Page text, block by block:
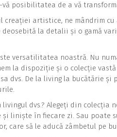
posibilitatea de a vă
creației artistice, ne mândrim
la detalii și o gamă
versatilitatea noastră. Nu
la dispoziție și o colecție
dvs. De la living la bucătărie și
dvs.? Alegeți din
și liniște în fiecare zi. Sau
care să le aducă zâmbetul pe